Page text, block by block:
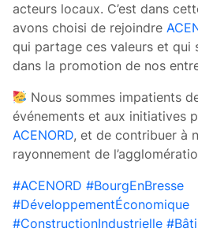
acteurs locaux. C’est dans
avons choisi de rejoindre
qui partage ces valeurs et qui
dans la promotion de nos
Nous sommes impatients
événements et aux initiatives
ACENORD, et de contribuer à
rayonnement de
hashtag
#ACENORD hashtag
#BourgEnBresse
#DéveloppementÉconomique
#ConstructionIndustrielle #